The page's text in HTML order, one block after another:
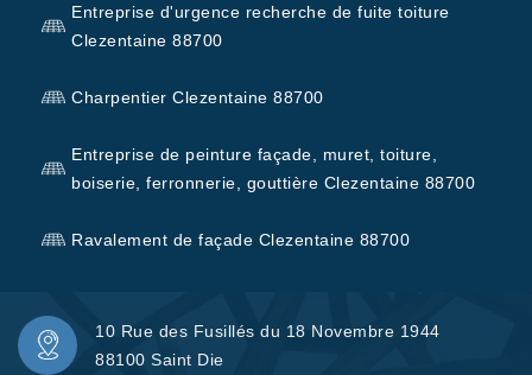
Entreprise d'urgence recherche de fuite toiture
Clezentaine 88700
Charpentier Clezentaine 88700
Entreprise de peinture façade, muret, toiture,
boiserie, ferronnerie, gouttière Clezentaine 88700
Ravalement de façade Clezentaine 88700
10 Rue des Fusillés du 18 Novembre 1944
88100 Saint Die